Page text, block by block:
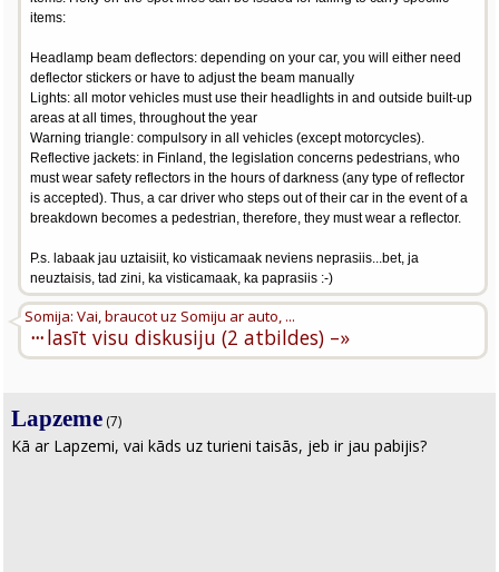
items:
Headlamp beam deflectors: depending on your car, you will either need
deflector stickers or have to adjust the beam manually
Lights: all motor vehicles must use their headlights in and outside built-up
areas at all times, throughout the year
Warning triangle: compulsory in all vehicles (except motorcycles).
Reflective jackets: in Finland, the legislation concerns pedestrians, who
must wear safety reflectors in the hours of darkness (any type of reflector
is accepted). Thus, a car driver who steps out of their car in the event of a
breakdown becomes a pedestrian, therefore, they must wear a reflector.
P.s. labaak jau uztaisiit, ko visticamaak neviens neprasiis...bet, ja
neuztaisis, tad zini, ka visticamaak, ka paprasiis :-)
···
Somija: Vai, braucot uz Somiju ar auto, ...
lasīt visu diskusiju (2 atbildes) –»
Lapzeme (7)
Kā ar Lapzemi, vai kāds uz turieni taisās, jeb ir jau pabijis?